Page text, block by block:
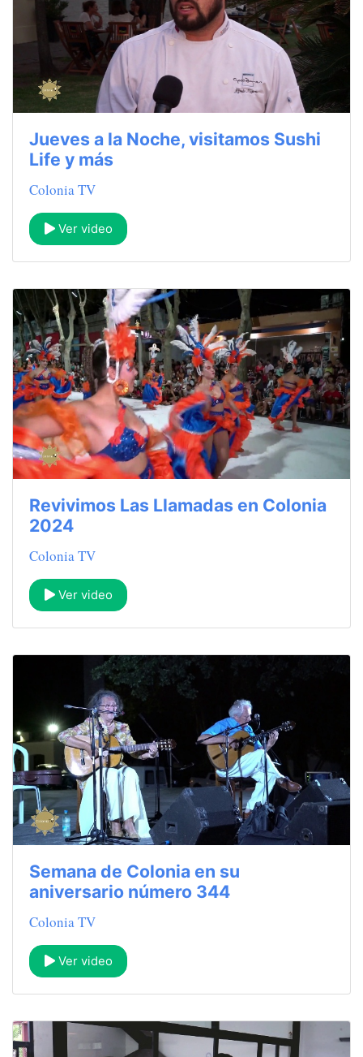
Jueves a la Noche, visitamos Sushi
Life y más
Colonia TV
Ver video
Revivimos Las Llamadas en Colonia
2024
Colonia TV
Ver video
Semana de Colonia en su
aniversario número 344
Colonia TV
Ver video